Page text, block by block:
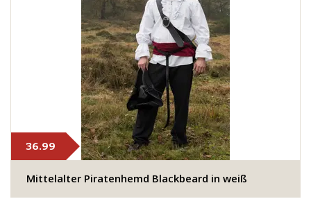
36.99
​Mittelalter Piratenhemd Blackbeard in weiß